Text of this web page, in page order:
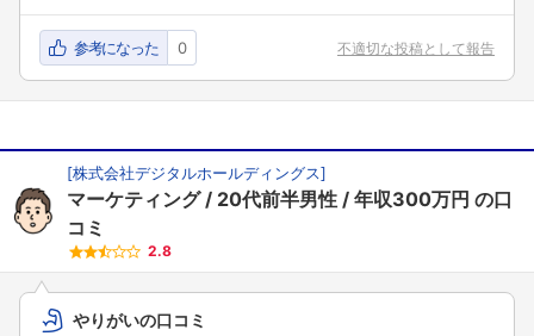
参考になった 0 不適切な投稿として報告
[株式会社デジタルホールディングス]
マーケティング 20代前半男性 年収300万円 の口
コミ
2.8
やりがいの口コミ